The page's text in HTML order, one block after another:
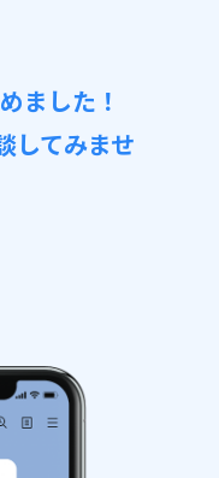
ました！
してみませ